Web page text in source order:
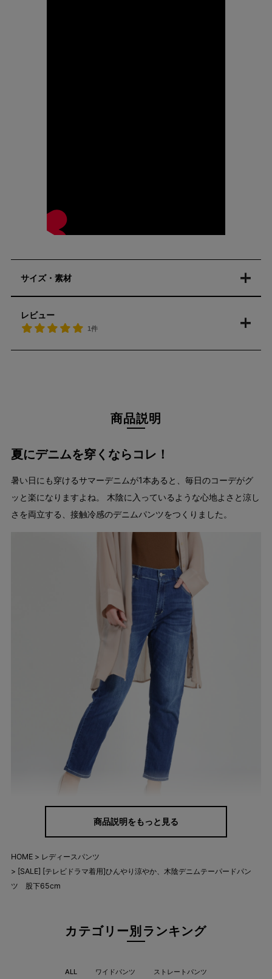
サイズ・素材
レビュー
1件
商品説明
夏にデニムを穿くならコレ！
暑い日にも穿けるサマーデニムが1本あると、毎日のコーデがグ
ッと楽になりますよね。 木陰に入っているような心地よさと涼し
さを両立する、接触冷感のデニムパンツをつくりました。
家でゆっくり過ごしたい日はもちろん、お友だちとのランチでも
大活躍します。
商品説明をもっと見る
HOME
レディースパンツ
[SALE] [テレビドラマ着用]ひんやり涼やか、木陰デニムテーパードパン
ツ 股下65cm
カテゴリー別ランキング
ALL ワイドパンツ ストレートパンツ